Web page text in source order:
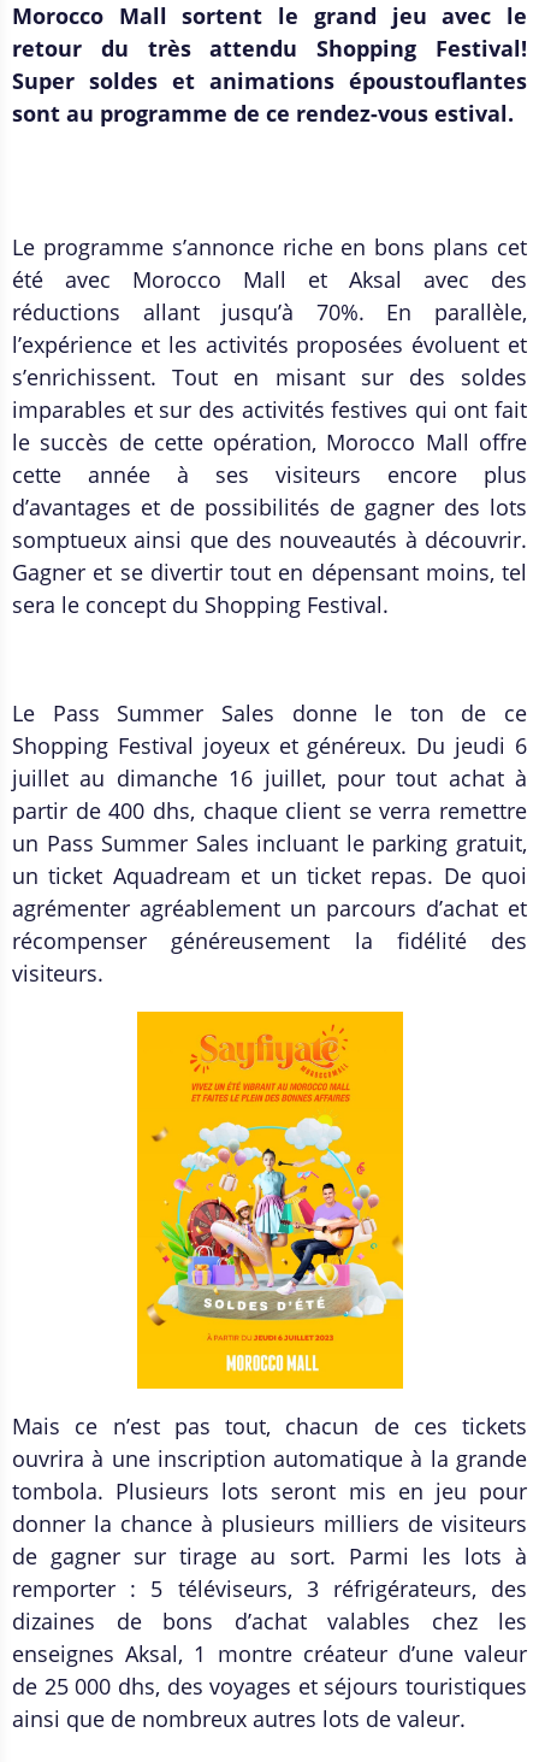
Morocco Mall sortent le grand jeu avec le
retour du très attendu Shopping Festival!
Super soldes et animations époustouflantes
sont au programme de ce rendez-vous estival.
Le programme s’annonce riche en bons plans cet
été avec Morocco Mall et Aksal avec des
réductions allant jusqu’à 70%. En parallèle,
l’expérience et les activités proposées évoluent et
s’enrichissent. Tout en misant sur des soldes
imparables et sur des activités festives qui ont fait
le succès de cette opération, Morocco Mall offre
cette année à ses visiteurs encore plus
d’avantages et de possibilités de gagner des lots
somptueux ainsi que des nouveautés à découvrir.
Gagner et se divertir tout en dépensant moins, tel
sera le concept du Shopping Festival.
Le Pass Summer Sales donne le ton de ce
Shopping Festival joyeux et généreux. Du jeudi 6
juillet au dimanche 16 juillet, pour tout achat à
partir de 400 dhs, chaque client se verra remettre
un Pass Summer Sales incluant le parking gratuit,
un ticket Aquadream et un ticket repas. De quoi
agrémenter agréablement un parcours d’achat et
récompenser généreusement la fidélité des
visiteurs.
Mais ce n’est pas tout, chacun de ces tickets
ouvrira à une inscription automatique à la grande
tombola. Plusieurs lots seront mis en jeu pour
donner la chance à plusieurs milliers de visiteurs
de gagner sur tirage au sort. Parmi les lots à
remporter : 5 téléviseurs, 3 réfrigérateurs, des
dizaines de bons d’achat valables chez les
enseignes Aksal, 1 montre créateur d’une valeur
de 25 000 dhs, des voyages et séjours touristiques
ainsi que de nombreux autres lots de valeur.